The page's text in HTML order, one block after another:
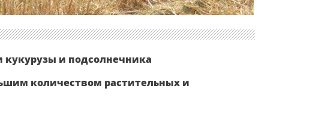
кукурузы и подсолнечника
количеством растительных и